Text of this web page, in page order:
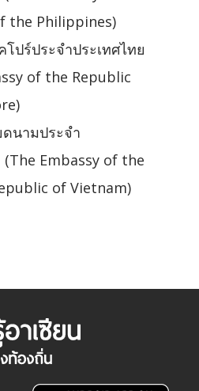
the Philippines)
ปร์ประจำประเทศไทย
of the Republic
นามประจำ
(The Embassy of the
of Vietnam)